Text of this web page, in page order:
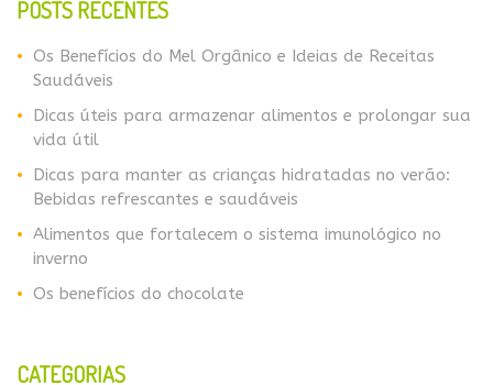
POSTS RECENTES
Os Benefícios do Mel Orgânico e Ideias de Receitas
Saudáveis
Dicas úteis para armazenar alimentos e prolongar sua
vida útil
Dicas para manter as crianças hidratadas no verão:
Bebidas refrescantes e saudáveis
Alimentos que fortalecem o sistema imunológico no
inverno
​​Os benefícios do chocolate
CATEGORIAS